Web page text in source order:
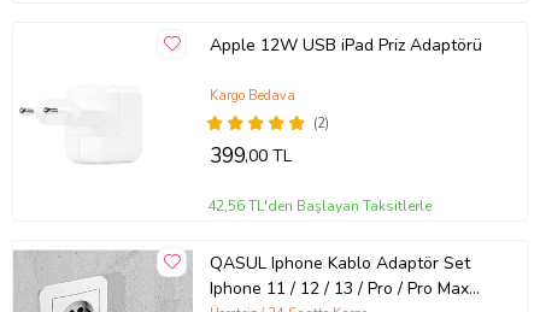
Apple 12W USB iPad Priz Adaptörü
(2)
Kargo Bedava
399,00 TL
42,56 TL'den Başlayan Taksitlerle
QASUL Iphone Kablo Adaptör Set
Iphone 11 / 12 / 13 / Pro / Pro Max